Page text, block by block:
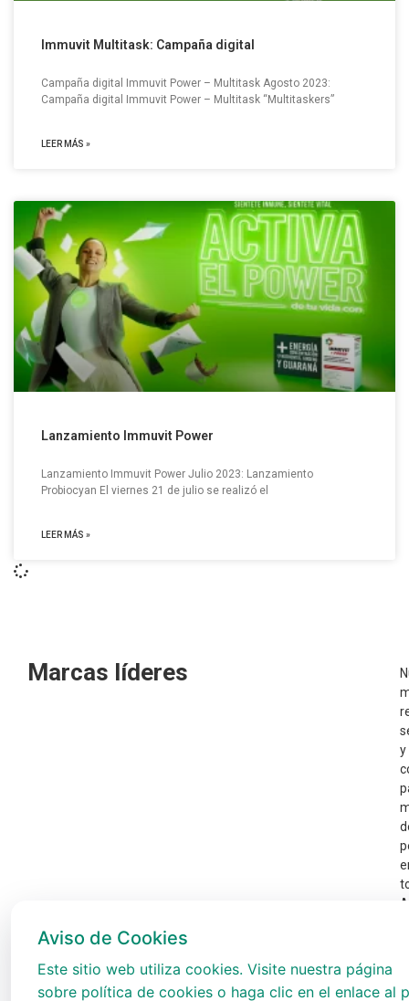
Immuvit Multitask: Campaña digital
Campaña digital Immuvit Power – Multitask Agosto 2023:
Campaña digital Immuvit Power – Multitask “Multitaskers”
LEER MÁS »
Lanzamiento Immuvit Power
Lanzamiento Immuvit Power Julio 2023: Lanzamiento
Probiocyan El viernes 21 de julio se realizó el
LEER MÁS »
Marcas líderes
y
Aviso de Cookies
Este sitio web utiliza cookies. Visite nuestra página
sobre política de cookies o haga clic en el enlace al